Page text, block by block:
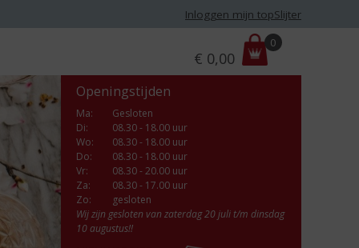
Inloggen mijn topSlijter
r
i
€ 0,00
0
Openingstijden
Ma:
Gesloten
Di:
08.30 - 18.00 uur
Wo:
08.30 - 18.00 uur
Do:
08.30 - 18.00 uur
Vr:
08.30 - 20.00 uur
Za:
08.30 - 17.00 uur
Zo:
gesloten
Wij zijn gesloten van zaterdag 20 juli t/m dinsdag
10 augustus!!